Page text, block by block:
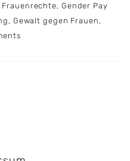
Frauenrechte, Gender Pay
, Gewalt gegen Frauen ,